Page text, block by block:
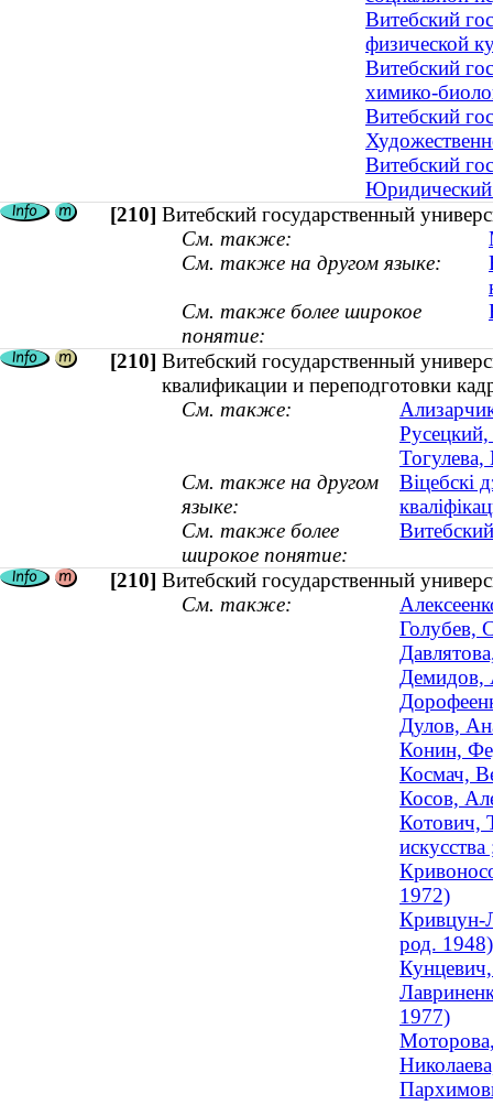
Витебский
физической
Витебский
химико-
Витебский
Витебский
Юридический
[210] Витебский государственный
См. также:
См. также на другом языке:
См. также более широкое
понятие:
[210] Витебский государственный
квалификации и переподготовки
См. также:
См. также на другом
языке:
Віцебскі
См. также более
широкое понятие:
[210] Витебский государственный
См. также:
Голубев,
Демидов,
Дулов,
Конин,
Космач,
Косов,
Котович,
1972)
Кривцун-
род. 1948)
1977)